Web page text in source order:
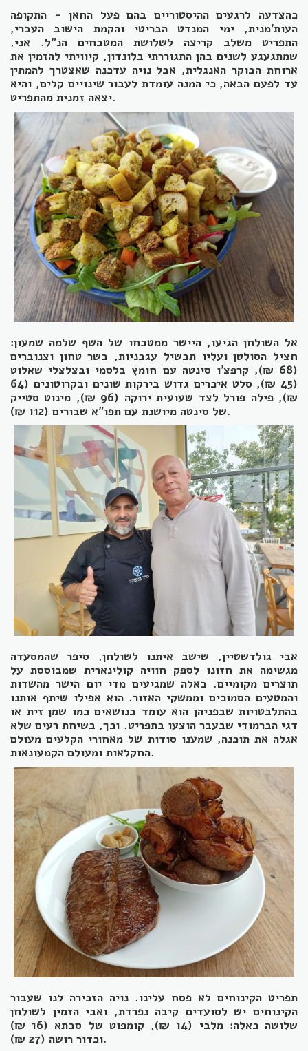
כהצדעה לרגעים ההיסטוריים בהם פעל החאן - התקופה
העות'מנית, ימי המנדט הבריטי והקמת הישוב העברי,
התפריט משלב קריצה לשלושת המטבחים הנ"ל. אני,
שמתגעגע לשנים בהן התגוררתי בלונדון, קיוויתי להזמין את
ארוחת הבוקר האנגלית, אבל נויה עדכנה שאצטרך להמתין
עד לפעם הבאה, כי המנה עומדת לעבור שינויים קלים, והיא
יצאה זמנית מהתפריט.
אל השולחן הגיעו, היישר ממטבחו של השף שלמה שמעון:
חציל הסולטן ועליו תבשיל עגבניות, בשר טחון וצנוברים
(68 ₪), קרפצ'ו סינטה עם חומץ בלסמי ובצלצלי שאלוט
(45 ₪), סלט איכרים גדוש בירקות שונים ובקרוטונים (64
₪), פילה פורל לצד שעועית ירוקה (96 ₪), מינוט סטייק
של סינטה מיושנת עם תפו"א שבורים (112 ₪).
אבי גולדשטיין, שישב איתנו לשולחן, סיפר שהמסעדה
מגשימה את חזונו לספק חוויה קולינארית שמבוססת על
תוצרים מקומיים. כאלה שמגיעים מדי יום הישר מהשדות
והמטעים הסמוכים וממשקי האזור. הוא אפילו שיתף אותנו
בהתלבטויות שבפניהן הוא עומד בנושאים כמו שמן זית או
דגי הברמודי שבעבר הוצעו בתפריט. וכך, בשיחת רעים שלא
אגלה את תוכנה, שמענו סודות של מאחורי הקלעים מעולם
החקלאות ומעולם הקמעונאות.
תפריט הקינוחים לא פסח עלינו. נויה הזכירה לנו שעבור
הקינוחים יש לסועדים קיבה נפרדת, ואבי הזמין לשולחן
שלושה כאלה: מלבי (14 ₪), קומפוט של סבתא (16 ₪)
וכדור רושה (27 ₪).